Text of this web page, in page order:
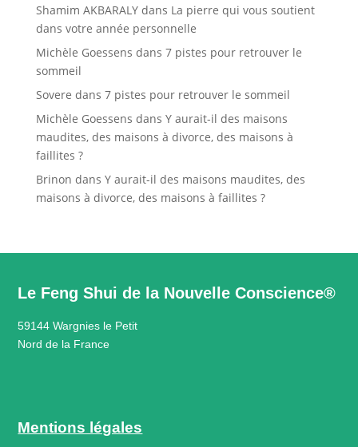
Shamim AKBARALYdans La pierre qui vous soutient
dans votre année personnelle
Michèle Goessens dans 7 pistes pour retrouver le
sommeil
Sovere dans 7 pistes pour retrouver le sommeil
Michèle Goessens dans Y aurait-il des maisons
maudites, des maisons à divorce, des maisons à
faillites ?
Brinon dans Y aurait-il des maisons maudites, des
maisons à divorce, des maisons à faillites ?
Le Feng Shui de la Nouvelle Conscience®
59144 Wargnies le Petit
Nord de la France
Mentions légales